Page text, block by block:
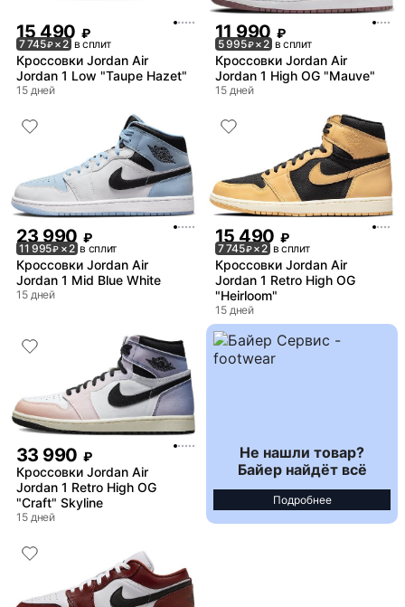
15 490 ₽
7 745₽× 2 в сплит
Кроссовки Jordan Air
Jordan 1 Low "Taupe Hazet"
15 дней
11 990 ₽
5 995₽× 2 в сплит
Кроссовки Jordan Air
Jordan 1 High OG "Mauve"
15 дней
23 990 ₽
11 995₽ × 2 в сплит
Кроссовки Jordan Air
Jordan 1 Mid Blue White
15 дней
15 490 ₽
7 745₽× 2 в сплит
Кроссовки Jordan Air
Jordan 1 Retro High OG
"Heirloom"
15 дней
33 990 ₽
Кроссовки Jordan Air
Jordan 1 Retro High OG
"Craft" Skyline
15 дней
Не нашли товар?
Байер найдёт всё
Подробнее